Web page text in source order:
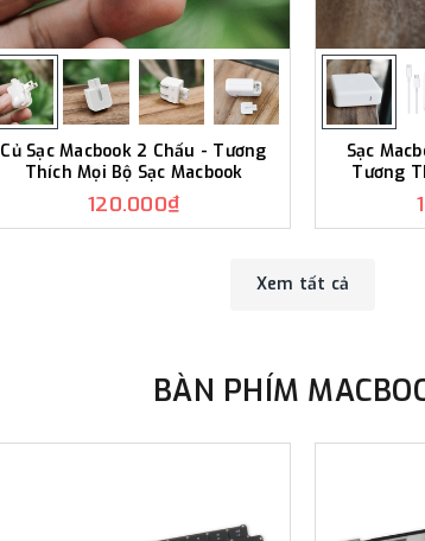
Củ Sạc Macbook 2 Chấu - Tương
Thích Mọi Bộ Sạc Macbook
120.000₫
Sạc
Tương
Xem tất cả
BÀN PHÍM